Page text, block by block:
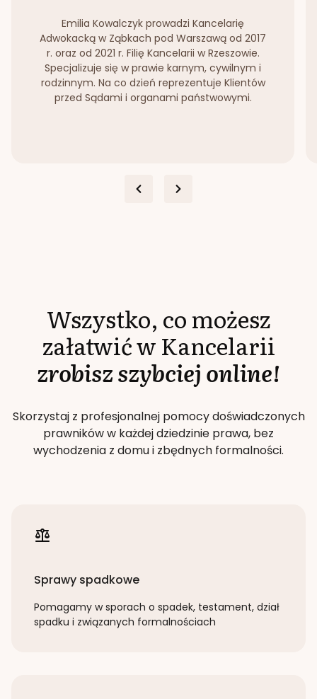
Emilia Kowalczyk prowadzi Kancelarię
Adwokacką w Ząbkach pod Warszawą od 2017
r. oraz od 2021 r. Filię Kancelarii w Rzeszowie.
Specjalizuje się w prawie karnym, cywilnym i
rodzinnym. Na co dzień reprezentuje Klientów
przed Sądami i organami państwowymi.
Wszystko, co możesz
załatwić w Kancelarii
zrobisz szybciej online!
Skorzystaj z profesjonalnej pomocy doświadczonych
prawników w każdej dziedzinie prawa, bez
wychodzenia z domu i zbędnych formalności.
Sprawy spadkowe
Pomagamy w sporach o spadek, testament, dział
spadku i związanych formalnościach